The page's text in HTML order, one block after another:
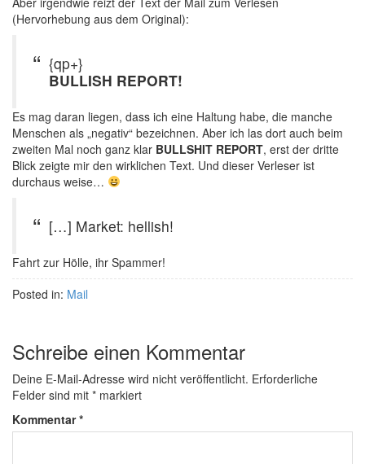
(Hervorhebung aus dem Original):
{qp+}
BULLISH REPORT!
Es mag daran liegen, dass ich eine Haltung habe, die manche
Menschen als „negativ“ bezeichnen. Aber ich las dort auch beim
zweiten Mal noch ganz klar BULLSHIT REPORT, erst der dritte
Blick zeigte mir den wirklichen Text. Und dieser Verleser ist
durchaus weise…
[…] Market: hellish!
Fahrt zur Hölle, ihr Spammer!
Posted in: Mail
Schreibe einen Kommentar
Deine E-Mail-Adresse wird nicht veröffentlicht. Erforderliche
Felder sind mit * markiert
Kommentar*